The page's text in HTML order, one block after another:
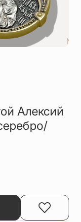
на
Алексий